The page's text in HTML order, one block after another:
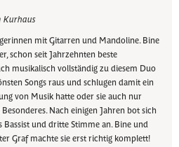
Kurhaus
mit Gitarren und Mandoline. Bine
schon seit Jahrzehnten beste
musikalisch vollständig zu diesem Duo
Songs raus und schlugen damit ein
von Musik hatte oder sie auch nur
Nach einigen Jahren bot sich
Bassist und dritte Stimme an. Bine und
Graf machte sie erst richtig komplett!